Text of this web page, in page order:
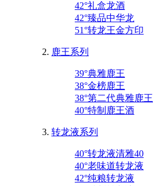
42°礼盒龙酒
42°臻品中华龙
51°转龙王金方印
鹿王系列
39°典雅鹿王
38°金榜鹿王
38°第二代典雅鹿王
40°特制鹿王酒
转龙液系列
40°转龙液清雅40
40°老味道转龙液
42°纯粮转龙液